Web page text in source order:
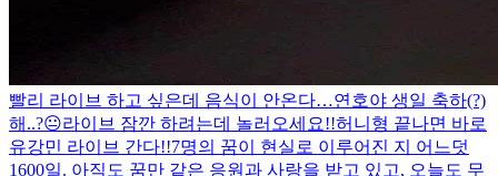
빨리 라이브 하고 싶은데 음식이 안온다…연호야 생일 축하(?)
해..?😐라이브 잠깐 하려는데 놀러오세요!!허니형 끝나면 바로
유강민 라이브 간다!!7명의 꿈이 현실로 이루어진 지 어느덧
1600일. 아직도 꿈만 같은 응원과 사랑을 받고 있고, 오늘도 무